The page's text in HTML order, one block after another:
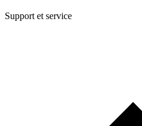
Support et service